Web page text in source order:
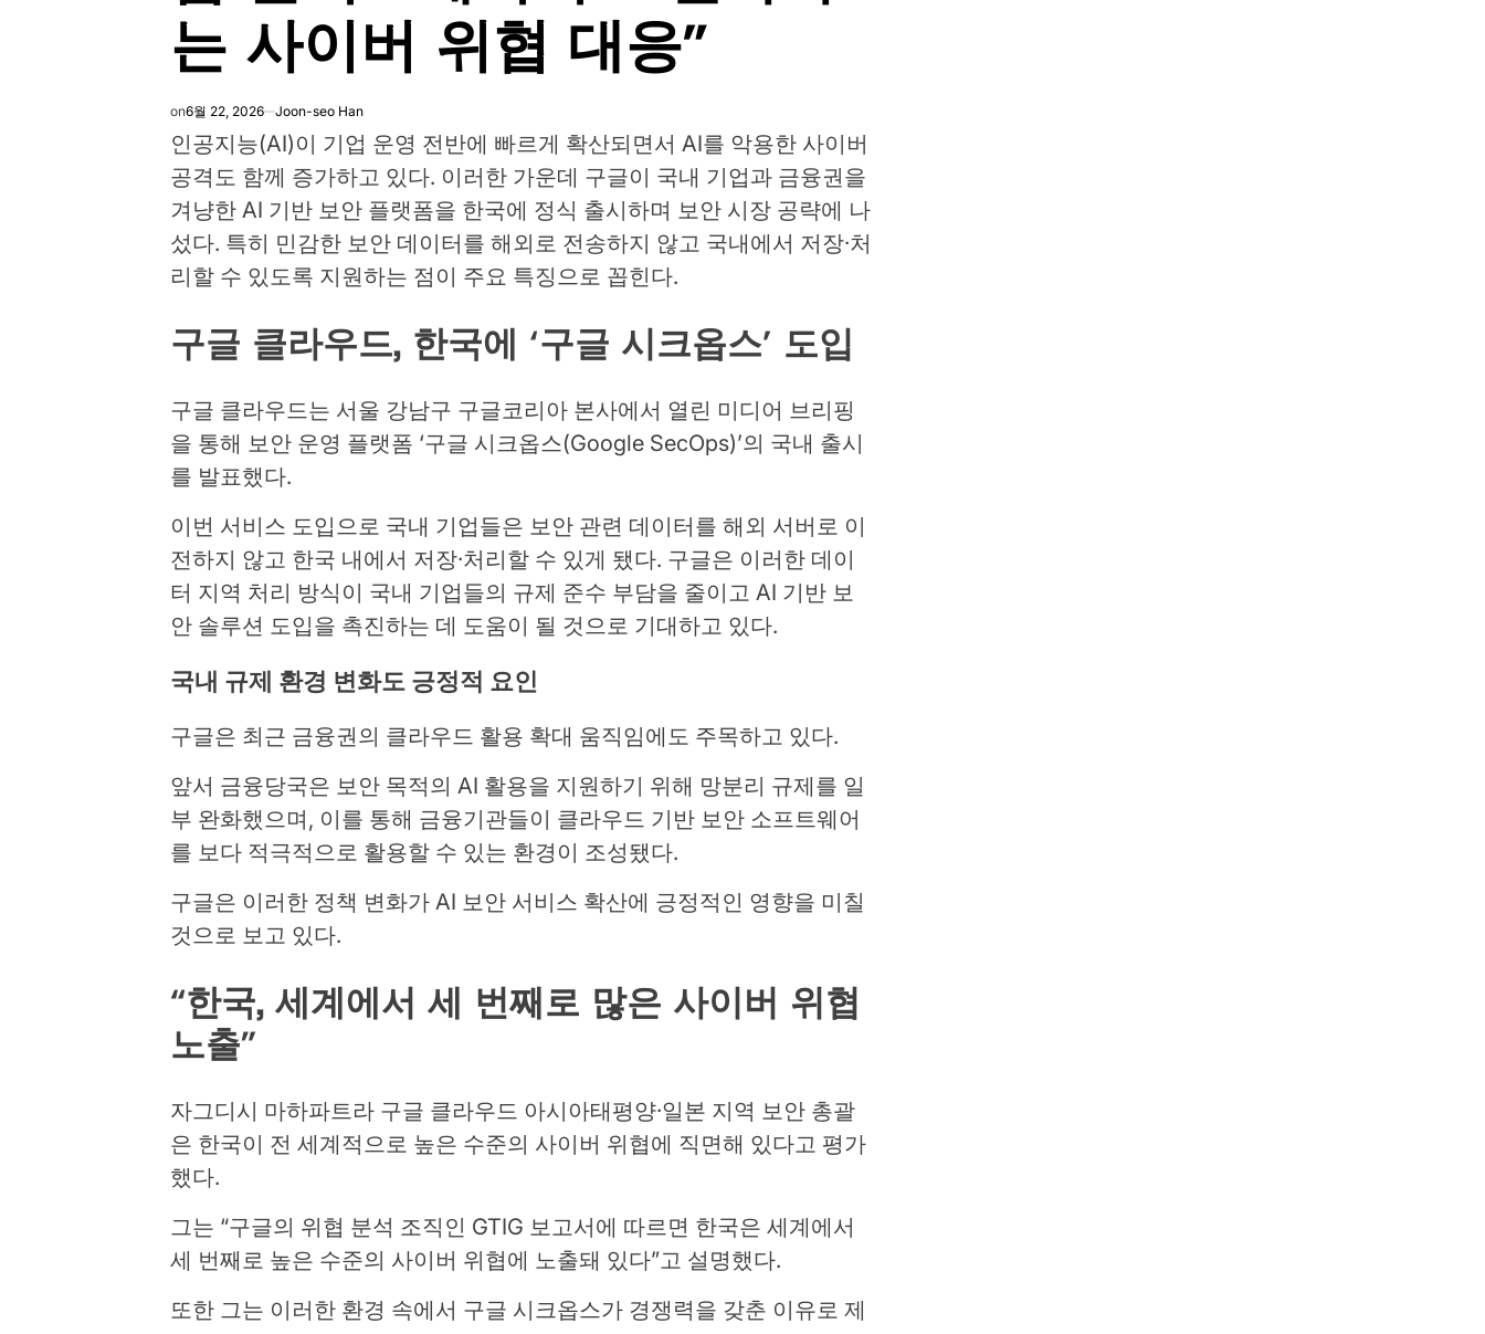
는 사이버 위협 대응”
on6월 22, 2026 Joon-seo Han
인공지능(AI)이 기업 운영 전반에 빠르게 확산되면서 AI를 악용한 사이버
공격도 함께 증가하고 있다. 이러한 가운데 구글이 국내 기업과 금융권을
겨냥한 AI 기반 보안 플랫폼을 한국에 정식 출시하며 보안 시장 공략에 나
섰다. 특히 민감한 보안 데이터를 해외로 전송하지 않고 국내에서 저장·처
리할 수 있도록 지원하는 점이 주요 특징으로 꼽힌다.
구글 클라우드, 한국에 ‘구글 시크옵스’ 도입
구글 클라우드는 서울 강남구 구글코리아 본사에서 열린 미디어 브리핑
을 통해 보안 운영 플랫폼 ‘구글 시크옵스(Google SecOps)’의 국내 출시
를 발표했다.
이번 서비스 도입으로 국내 기업들은 보안 관련 데이터를 해외 서버로 이
전하지 않고 한국 내에서 저장·처리할 수 있게 됐다. 구글은 이러한 데이
터 지역 처리 방식이 국내 기업들의 규제 준수 부담을 줄이고 AI 기반 보
안 솔루션 도입을 촉진하는 데 도움이 될 것으로 기대하고 있다.
국내 규제 환경 변화도 긍정적 요인
구글은 최근 금융권의 클라우드 활용 확대 움직임에도 주목하고 있다.
앞서 금융당국은 보안 목적의 AI 활용을 지원하기 위해 망분리 규제를 일
부 완화했으며, 이를 통해 금융기관들이 클라우드 기반 보안 소프트웨어
를 보다 적극적으로 활용할 수 있는 환경이 조성됐다.
구글은 이러한 정책 변화가 AI 보안 서비스 확산에 긍정적인 영향을 미칠
것으로 보고 있다.
“한국, 세계에서 세 번째로 많은 사이버 위협
노출”
자그디시 마하파트라 구글 클라우드 아시아태평양·일본 지역 보안 총괄
은 한국이 전 세계적으로 높은 수준의 사이버 위협에 직면해 있다고 평가
했다.
그는 “구글의 위협 분석 조직인 GTIG 보고서에 따르면 한국은 세계에서
세 번째로 높은 수준의 사이버 위협에 노출돼 있다”고 설명했다.
또한 그는 이러한 환경 속에서 구글 시크옵스가 경쟁력을 갖춘 이유로 제